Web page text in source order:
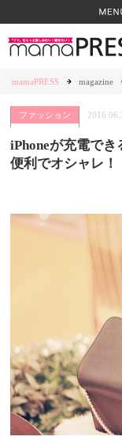
mamaPRESS magazine
ファッション
iPhoneが充電で
便利でオシャレ！